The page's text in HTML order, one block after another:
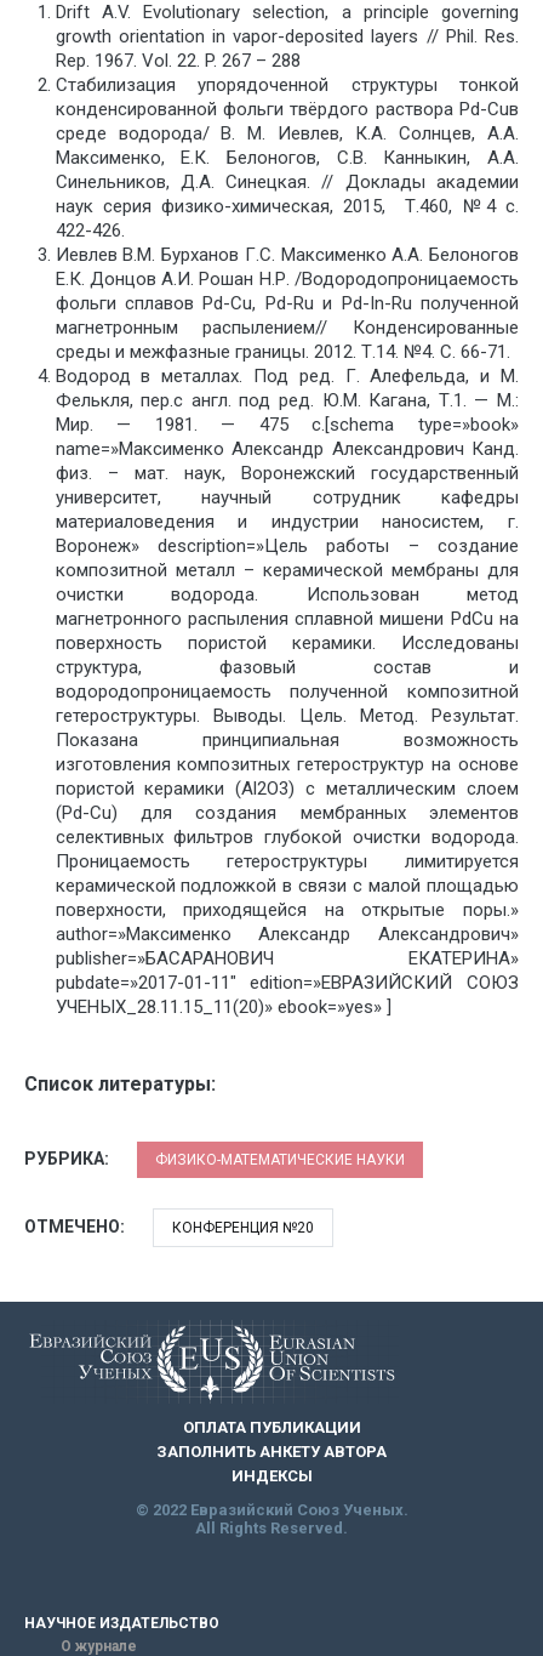
Drift A.V. Evolutionary selection, a principle governing
growth orientation in vapor-deposited layers // Phil. Res.
Rep. 1967. Vol. 22. P. 267 – 288
Стабилизация упорядоченной структуры тонкой
конденсированной фольги твёрдого раствора Pd-Cuв
среде водорода/ В. М. Иевлев, К.А. Солнцев, А.А.
Максименко, Е.К. Белоногов, С.В. Канныкин, А.А.
Синельников, Д.А. Синецкая. // Доклады академии
наук серия физико-химическая, 2015, Т.460, №4 с.
422-426.
Иевлев В.М. Бурханов Г.С. Максименко А.А. Белоногов
Е.К. Донцов А.И. Рошан Н.Р. /Водородопроницаемость
фольги сплавов Pd-Cu, Pd-Ru и Pd-In-Ru полученной
магнетронным распылением// Конденсированные
среды и межфазные границы. 2012. Т.14. №4. С. 66-71.
Водород в металлах. Под ред. Г. Алефельда, и М.
Фелькля, пер.с англ. под ред. Ю.М. Кагана, Т.1. — М.:
Мир. — 1981. — 475 с.[schema type=»book»
name=»Максименко Александр Александрович Канд.
физ. – мат. наук, Воронежский государственный
университет, научный сотрудник кафедры
материаловедения и индустрии наносистем, г.
Воронеж» description=»Цель работы – создание
композитной металл – керамической мембраны для
очистки водорода. Использован метод
магнетронного распыления сплавной мишени PdCu на
поверхность пористой керамики. Исследованы
структура, фазовый состав и
водородопроницаемость полученной композитной
гетероструктуры. Выводы. Цель. Метод. Результат.
Показана принципиальная возможность
изготовления композитных гетероструктур на основе
пористой керамики (Al2O3) с металлическим слоем
(Pd-Cu) для создания мембранных элементов
селективных фильтров глубокой очистки водорода.
Проницаемость гетероструктуры лимитируется
керамической подложкой в связи с малой площадью
поверхности, приходящейся на открытые поры.»
author=»Максименко Александр Александрович»
publisher=»БАСАРАНОВИЧ ЕКАТЕРИНА»
pubdate=»2017-01-11″ edition=»ЕВРАЗИЙСКИЙ СОЮЗ
УЧЕНЫХ_28.11.15_11(20)» ebook=»yes» ]
Список литературы:
РУБРИКА: ФИЗИКО-МАТЕМАТИЧЕСКИЕ НАУКИ
ОТМЕЧЕНО: КОНФЕРЕНЦИЯ №20
ОПЛАТА ПУБЛИКАЦИИ
ЗАПОЛНИТЬ АНКЕТУ АВТОРА
ИНДЕКСЫ
© 2022 Евразийский Союз Ученых.
All Rights Reserved.
НАУЧНОЕ ИЗДАТЕЛЬСТВО
О журнале